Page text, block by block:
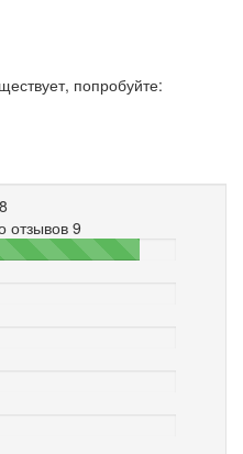
попробуйте:
отзывов 9
87%